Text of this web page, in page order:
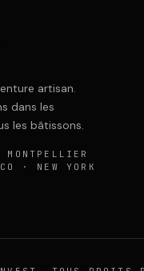
artisan.
dans les
les bâtissons.
· NEW YORK